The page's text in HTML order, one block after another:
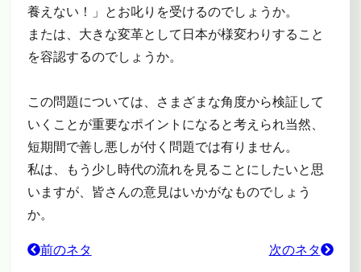
養えない！」とお叱りを受けるのでしょうか。
または、大きな変革として日本が様変わりすること
を容認するのでしょうか。
この問題については、さまざまな角度から検証して
いくことが重要なポイントになると考えられ当然、
短期間で善し悪しが付く問題では有りません。
私は、もう少し時代の流れを見ることにしたいと思
いますが、皆さんの意見はいかがなものでしょう
か。
前のネタ
次のネタ